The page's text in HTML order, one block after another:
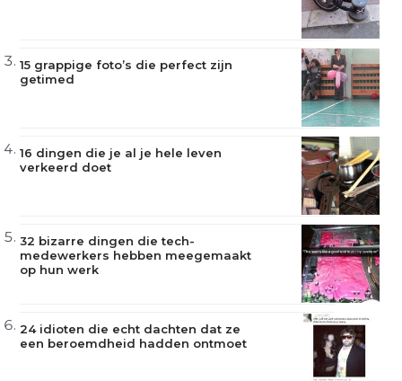
15 grappige foto’s die perfect zijn
getimed
16 dingen die je al je hele leven
verkeerd doet
32 bizarre dingen die tech-
medewerkers hebben meegemaakt
op hun werk
24 idioten die echt dachten dat ze
een beroemdheid hadden ontmoet